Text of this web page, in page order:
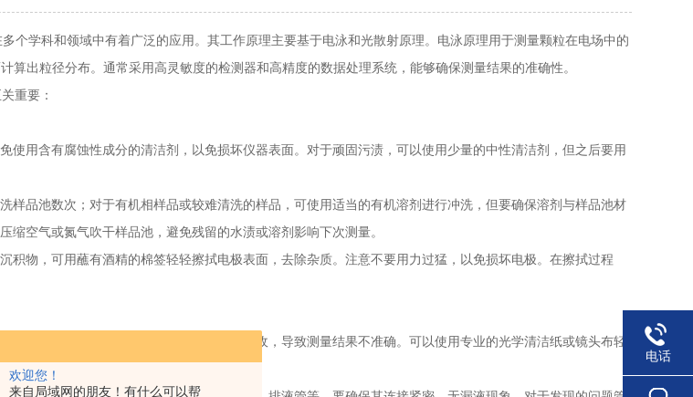
欢迎您！
来自局域网的朋友！有什么可以帮
个学科和领域中有着广泛的应用。其工作原理主要基于电泳和光散射原理。电泳原理用于测量颗粒在电场中的
出粒径分布。通常采用高灵敏度的检测器和高精度的数据处理系统，能够确保测量结果的准确性。
重要：
用含有腐蚀性成分的清洁剂，以免损坏仪器表面。对于顽固污渍，可以使用少量的中性清洁剂，但之后要用
品池数次；对于有机相样品或较难清洗的样品，可使用适当的有机溶剂进行冲洗，但要确保溶剂与样品池材
空气或氮气吹干样品池，避免残留的水渍或溶剂影响下次测量。
物，可用蘸有酒精的棉签轻轻擦拭电极表面，去除杂质。注意不要用力过猛，以免损坏电极。在擦拭过程
污渍，会影响光的传播和散射信号的接收，导致测量结果不准确。可以使用专业的光学清洁纸或镜头布轻
电话